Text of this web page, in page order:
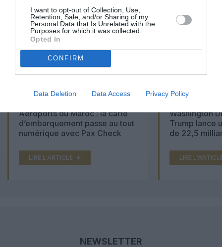
I want to opt-out of Collection, Use,
Retention, Sale, and/or Sharing of my
Personal Data that Is Unrelated with the
Purposes for which it was collected.
Opted In
CONFIRM
Data Deletion Data Access Privacy Policy
Aéroports du Maroc : la carte
d’embarquement passe au tout
numérique avec Pax Check
LIRE L'ARTICLE
Washington
Trump lance
de 22,5
LIRE
NEWSLETTER